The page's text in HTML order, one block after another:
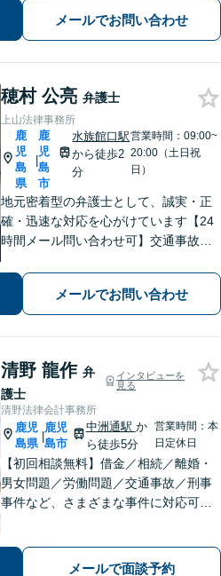
険会社との交渉や医師との折衝、後遺
障害等級認定まで完全サポート。【完
メールでお問い合わせ
穂村 公亮 弁護士
上山法律事務所
鹿
児
島
県
|
鹿
児
島
市
水族館口駅
から徒歩2
分
営業時間：09:00~
20:00（土日祝
日）
地元密着型の弁護士として、誠実・正
確・迅速な対応を心がけています【24
時間メール問い合わせ可】交通事故／
幅広く対応。新しい人生のスタートを
切るお手伝いをします【市電水族館口
駅2分】【完全個室】
メールでお問い合わせ
清野 龍作 弁
護士
インタビューを
見る
清野法律会計事務所
鹿児
島県
|
鹿児
島市
中洲通駅 か
ら徒歩5分
営業時間：本
日定休日
【初回相談無料】借金／相続／離婚・
男女問題／労働問題／交通事故／刑事
事件など、さまざまな事件に対応可能
談される方も、お気軽にご相談くださ
メールで面談予約